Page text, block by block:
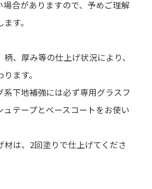
場合がありますので、予めご理解
す。
、厚み等の仕上げ状況により、
ます。
下地補強には必ず専用グラスフ
ュテープとベースコートをお使い
は、2回塗りで仕上げてくださ